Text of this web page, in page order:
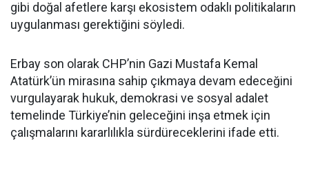
gibi doğal afetlere karşı ekosistem odaklı politikaların
uygulanması gerektiğini söyledi.
Erbay son olarak CHP’nin Gazi Mustafa Kemal
Atatürk’ün mirasına sahip çıkmaya devam edeceğini
vurgulayarak hukuk, demokrasi ve sosyal adalet
temelinde Türkiye’nin geleceğini inşa etmek için
çalışmalarını kararlılıkla sürdüreceklerini ifade etti.